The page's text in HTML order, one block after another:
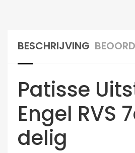
BESCHRIJVING
Patisse
Engel RVS
delig